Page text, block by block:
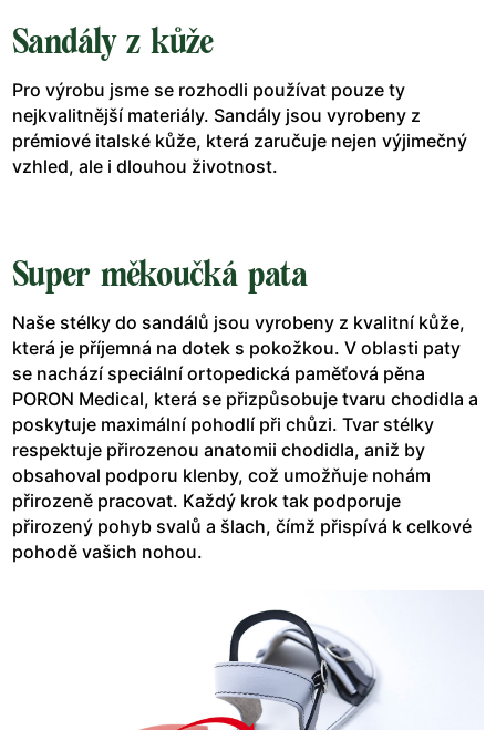
Sandály z kůže
Pro výrobu jsme se rozhodli používat pouze ty
nejkvalitnější materiály. Sandály jsou vyrobeny z
prémiové italské kůže, která zaručuje nejen výjimečný
vzhled, ale i dlouhou životnost.
Super měkoučká pata
Naše stélky do sandálů jsou vyrobeny z kvalitní kůže,
která je příjemná na dotek s pokožkou. V oblasti paty
se nachází speciální ortopedická paměťová pěna
PORON Medical, která se přizpůsobuje tvaru chodidla a
poskytuje maximální pohodlí při chůzi. Tvar stélky
respektuje přirozenou anatomii chodidla, aniž by
obsahoval podporu klenby, což umožňuje nohám
přirozeně pracovat. Každý krok tak podporuje
přirozený pohyb svalů a šlach, čímž přispívá k celkové
pohodě vašich nohou.